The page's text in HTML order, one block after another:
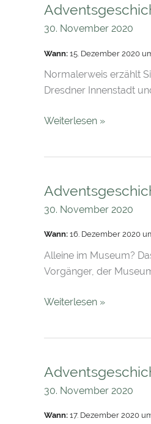
30. November 2020
Wann: 15. Dezember 2020
Normalerweis erzählt
Dresdner Innenstadt
Adventsgeschichten
digital
Friedericke
Wachtel
Weiterlesen »
30. November 2020
Wann: 16. Dezember 2020
Alleine im Museum?
Vorgänger, der
Adventsgeschichten
digital
Dr.
Igor
Jenzen
Weiterlesen »
30. November 2020
Wann: 17. Dezember 2020
Adventsgeschichten
digital
Annett